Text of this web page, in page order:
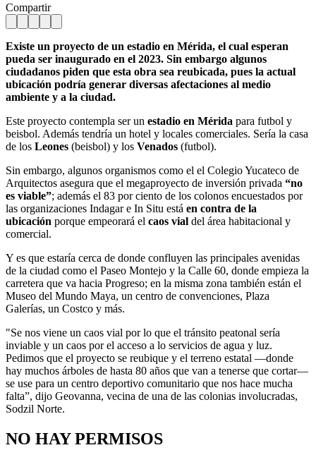
Compartir
Existe un proyecto de un estadio en Mérida, el cual esperan
pueda ser inaugurado en el 2023. Sin embargo algunos
ciudadanos piden que esta obra sea reubicada, pues la actual
ubicación podría generar diversas afectaciones al medio
ambiente y a la ciudad.
Este proyecto contempla ser un estadio en Mérida para futbol y
beisbol. Además tendría un hotel y locales comerciales. Sería la casa
de los Leones (beisbol) y los Venados (futbol).
Sin embargo, algunos organismos como el el Colegio Yucateco de
Arquitectos asegura que el megaproyecto de inversión privada “no
es viable”; además el 83 por ciento de los colonos encuestados por
las organizaciones Indagar e In Situ está en contra de la
ubicación porque empeorará el caos vial del área habitacional y
comercial.
Y es que estaría cerca de donde confluyen las principales avenidas
de la ciudad como el Paseo Montejo y la Calle 60, donde empieza la
carretera que va hacia Progreso; en la misma zona también están el
Museo del Mundo Maya, un centro de convenciones, Plaza
Galerías, un Costco y más.
"Se nos viene un caos vial por lo que el tránsito peatonal sería
inviable y un caos por el acceso a lo servicios de agua y luz.
Pedimos que el proyecto se reubique y el terreno estatal —donde
hay muchos árboles de hasta 80 años que van a tenerse que cortar—
se use para un centro deportivo comunitario que nos hace mucha
falta”, dijo Geovanna, vecina de una de las colonias involucradas,
Sodzil Norte.
NO HAY PERMISOS